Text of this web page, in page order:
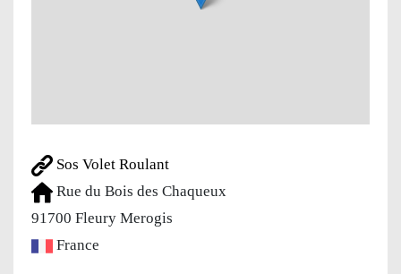
Sos Volet Roulant
Rue du Bois des Chaqueux
91700 Fleury Merogis
France